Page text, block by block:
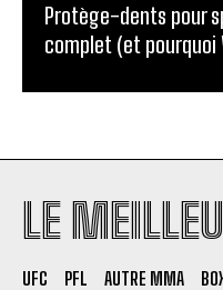
Protège-dents pour
complet (et pourquoi
LE
UFC PFL AUTRE MMA